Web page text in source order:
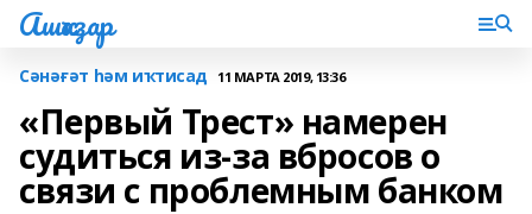
Ашҡаҙар
Сәнәғәт һәм иҡтисад 11 МАРТА 2019, 13:36
«Первый Трест» намерен
судиться из-за вбросов о
связи с проблемным банком